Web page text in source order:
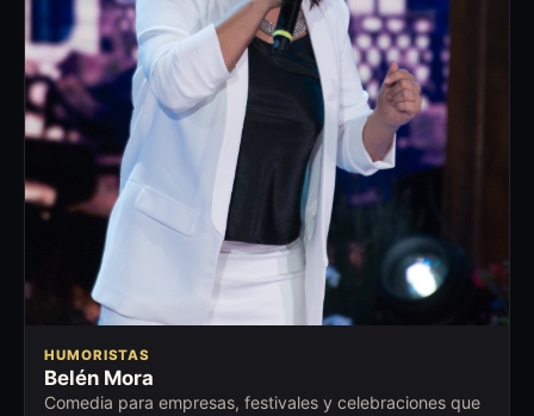
HUMORISTAS
Belén Mora
Comedia para empresas, festivales y celebraciones que